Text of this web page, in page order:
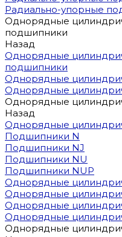
Радиально-упорные
Однорядные
подшипники
Назад
Однорядные
подшипники
Однорядные
Однорядные
Однорядные
Назад
Однорядные
Подшипники N
Подшипники NJ
Подшипники NU
Подшипники NUP
Однорядные
Однорядные
Однорядные
Однорядные
Однорядные